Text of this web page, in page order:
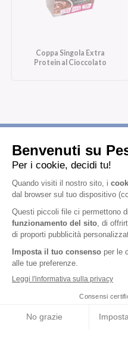
Coppa Singola Extra
Protein al Cioccolato
Iscriviti
informativa privacy
,
periodica di Nutrition et Santé
Nutrition &